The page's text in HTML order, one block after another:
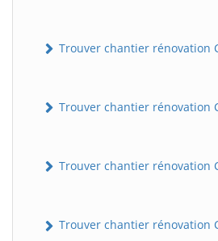
Trouver chantier rénovation
Trouver chantier rénovation
Trouver chantier rénovation
Trouver chantier rénovation